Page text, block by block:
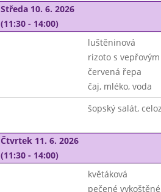
Středa 10. 6. 2026
(11:30 - 14:00)
luštěninová
rizoto s
červená řepa
čaj, mléko, voda
šopský salát,
Čtvrtek 11. 6. 2026
(11:30 - 14:00)
květáková
pečené